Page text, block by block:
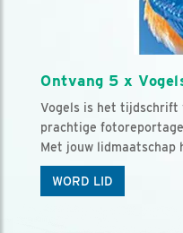
Ontvang 5 x
Vogels is het tijdschrift
prachtige
Met jouw lidmaatschap
WORD LID